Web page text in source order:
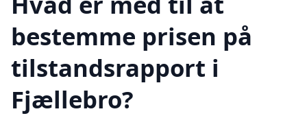
bestemme prisen på
tilstandsrapport i
Fjællebro?